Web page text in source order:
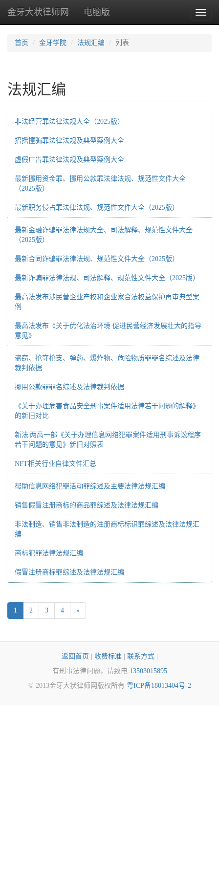
Toggle
金牙大状律师网 电脑版
首页 金牙学院 法规汇编 列表
法规汇编
非法经营罪法律法规大全（2025版）
招摇撞骗罪法律法规及典型案例大全
虚假广告罪法律法规及典型案例大全
最新挪用资金罪、挪用公款罪法律法规、规范性文件大全
（2025版）
最新职务侵占罪法律法规、规范性文件大全（2025版）
最新金融诈骗罪法律法规大全、司法解释、规范性文件大全
（2025版）
最新合同诈骗罪法律法规、规范性文件大全（2025版）
最新诈骗罪法律法规、司法解释、规范性文件大全（2025版）
最高法发布涉民营企业产权和企业家合法权益保护再审典型案
例
最高法发布《关于优化法治环境 促进民营经济发展壮大的指导
意见》
盗窃、抢夺枪支、弹药、爆炸物、危险物质罪罪名综述及法律
裁判依据
挪用公款罪罪名综述及法律裁判依据
《关于办理危害食品安全刑事案件适用法律若干问题的解释》
的新旧对比
新法|两高一部《关于办理信息网络犯罪案件适用刑事诉讼程序
若干问题的意见》新旧对照表
NFT相关行业自律文件汇总
帮助信息网络犯罪活动罪综述及主要法律法规汇编
销售假冒注册商标的商品罪综述及法律法规汇编
非法制造、销售非法制造的注册商标标识罪综述及法律法规汇
编
商标犯罪法律法规汇编
假冒注册商标罪综述及法律法规汇编
1 2 3 4 »
返回首页 收费标准 联系方式|
有刑事法律问题，请致电:13503015895
© 2013金牙大状律师网版权所有 粤ICP备18013404号-2